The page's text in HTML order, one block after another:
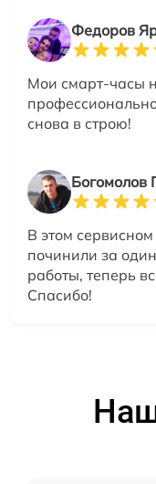
Федоров
Мои смарт-часы
снова в строю!
Богомолов
В этом
починили за
работы, теперь
Спасибо!